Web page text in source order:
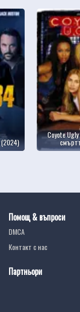
Coyote
Помощ & въпроси
DMCA
Контакт с нас
Партньори